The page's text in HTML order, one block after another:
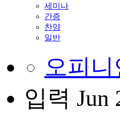
세미나
간증
찬양
일반
오피니
입력 Jun